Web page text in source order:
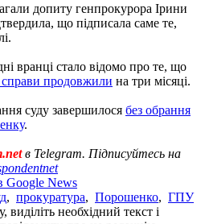
допиту генпрокурора Ірини
що підписала саме те,
вранці стало відомо про те, що
справи продовжили на три місяці.
суду завершилося без обрання
.
в Telegram. Підписуйтесь на
Google News
, прокуратура, Порошенко, ГПУ
необхідний текст і